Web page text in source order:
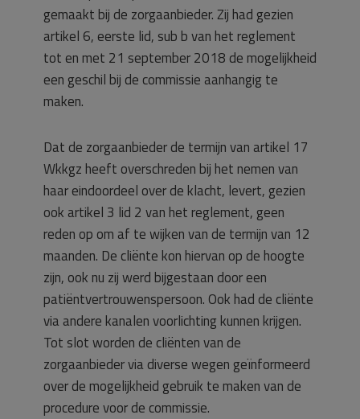
gemaakt bij de zorgaanbieder. Zij had gezien
artikel 6, eerste lid, sub b van het reglement
tot en met 21 september 2018 de mogelijkheid
een geschil bij de commissie aanhangig te
maken.
Dat de zorgaanbieder de termijn van artikel 17
Wkkgz heeft overschreden bij het nemen van
haar eindoordeel over de klacht, levert, gezien
ook artikel 3 lid 2 van het reglement, geen
reden op om af te wijken van de termijn van 12
maanden. De cliënte kon hiervan op de hoogte
zijn, ook nu zij werd bijgestaan door een
patiëntvertrouwenspersoon. Ook had de cliënte
via andere kanalen voorlichting kunnen krijgen.
Tot slot worden de cliënten van de
zorgaanbieder via diverse wegen geïnformeerd
over de mogelijkheid gebruik te maken van de
procedure voor de commissie.